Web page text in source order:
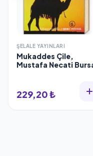
ŞELALE YAYINLARI
Mukaddes Çile,
Mustafa Necati
229,20 ₺